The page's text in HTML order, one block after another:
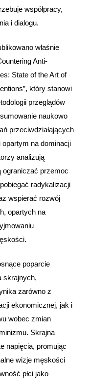
współpracy,
i dialogu.
właśnie
Anti-
State of the Art of
który stanowi
przeglądów
naukowo
przeciwdziałających
na dominacji
analizują
ograniczać przemoc
radykalizacji
wspierać rozwój
opartych na
poparcie
skrajnych,
zarówno z
ekonomicznej, jak i
wobec zmian
Skrajna
napięcia, promując
wizje męskości
płci jako